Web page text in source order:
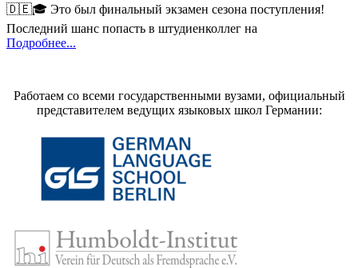
🇩🇪🎓 Это был финальный экзамен сезона поступления!
Последний шанс попасть в штудиенколлег на
Подробнее...
Работаем со всеми государственными вузами, официальный
представителем ведущих языковых школ Германии: